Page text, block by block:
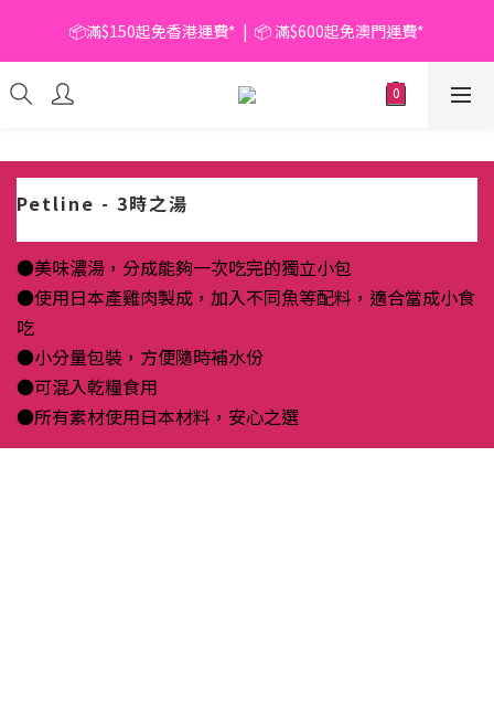
📦滿$150起免香港運費*  |  📦 滿$600起免澳門運費*
📦滿$150起免香港運費*  |  📦 滿$600起免澳門運費*
🥫 罐頭優惠 | 任選* 6件 即減 $6 |  任選* 24件 即減 $30 🥫 (按此了
解更多)
Petline - 3時之湯
●美味濃湯，分成能夠一次吃完的獨立小包
●使用日本產雞肉製成，加入不同魚等配料，適合當成小食
吃
●小分量包裝，方便隨時補水份
●可混入乾糧食用
●所有素材使用日本材料，安心之選